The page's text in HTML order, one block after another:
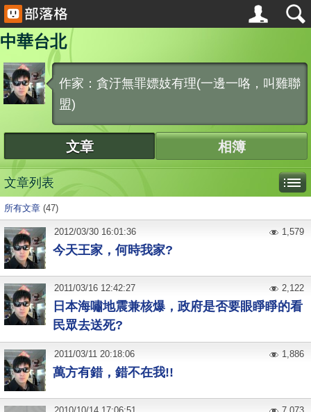
中華台北
作家：貪汙無罪嫖妓有理(一邊一咯，叫雞聯
盟)
文章 相簿
文章列表
所有文章 (47)
今天王家，何時我家?
2012/03/30 16:01:36 1,579
日本海嘯地震兼核爆，政府是否要眼睜睜的看
民眾去送死?
2011/03/16 12:42:27 2,122
萬方有錯，錯不在我!!
2011/03/11 20:18:06 1,886